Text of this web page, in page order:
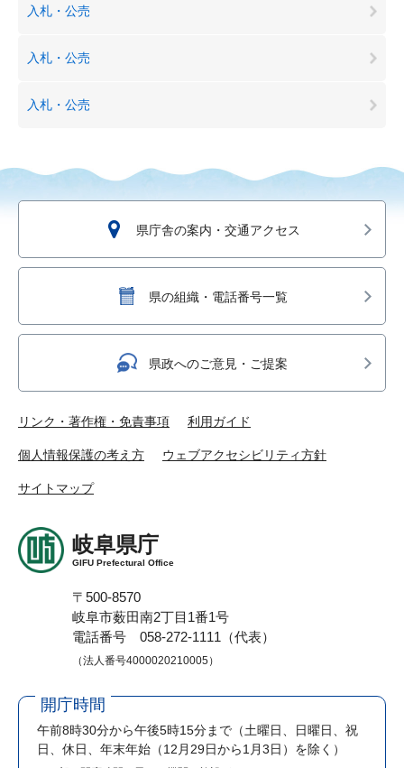
入札・公売
入札・公売
入札・公売
県庁舎の案内・交通アクセス
県の組織・電話番号一覧
県政へのご意見・ご提案
リンク・著作権・免責事項 利用ガイド
個人情報保護の考え方 ウェブアクセシビリティ方針
サイトマップ
岐阜県庁
GIFU Prefectural Office
〒500-8570
岐阜市薮田南2丁目1番1号
電話番号 058-272-1111（代表）
（法人番号4000020210005）
開庁時間
午前8時30分から午後5時15分まで （土曜日、日曜日、祝
日、休日、年末年始（12月29日から1月3日）を除く）